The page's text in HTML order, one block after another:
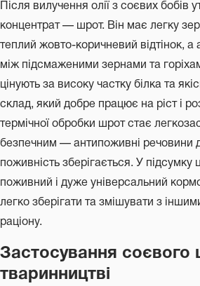
Після вилучення олії з соєвих бобів
концентрат — шрот. Він має легку
теплий жовто-коричневий відтінок,
між підсмаженими зернами та
цінують за високу частку білка та
склад, який добре працює на ріст і
термічної обробки шрот стає
безпечним — антипоживні речовини
поживність зберігається. У підсумку
поживний і дуже універсальний
легко зберігати та змішувати з
раціону.
Застосування соєвого
тваринництві